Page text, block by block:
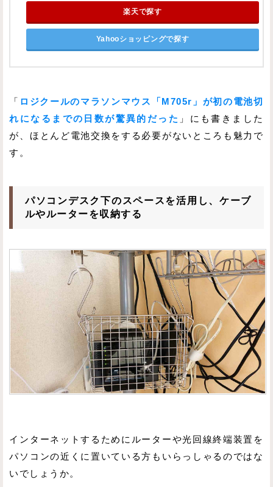
楽天で探す
Yahooショッピングで探す
「 ロジクールのマラソンマウス「M705r」が初の電池切
れになるまでの日数が驚異的だった 」にも書きました
が、ほとんど電池交換をする必要がないところも魅力で
す。
パソコンデスク下のスペースを活用し、ケーブ
ルやルーターを収納する
インターネットするためにルーターや光回線終端装置を
パソコンの近くに置いている方もいらっしゃるのではな
いでしょうか。